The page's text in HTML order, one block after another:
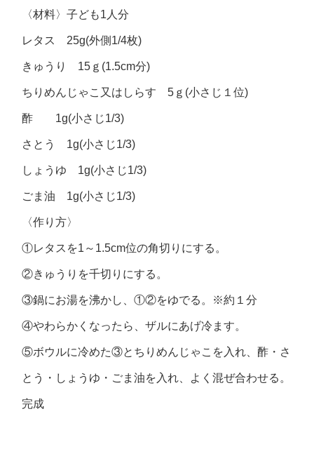
〈材料〉子ども1人分
レタス 25g(外側1/4枚)
きゅうり 15ｇ(1.5cm分)
ちりめんじゃこ又はしらす 5ｇ(小さじ１位)
酢 1g(小さじ1/3)
さとう 1g(小さじ1/3)
しょうゆ 1g(小さじ1/3)
ごま油 1g(小さじ1/3)
〈作り方〉
①レタスを1～1.5cm位の角切りにする。
②きゅうりを千切りにする。
③鍋にお湯を沸かし、①②をゆでる。※約１分
④やわらかくなったら、ザルにあげ冷ます。
⑤ボウルに冷めた③とちりめんじゃこを入れ、酢・さ
とう・しょうゆ・ごま油を入れ、よく混ぜ合わせる。
完成